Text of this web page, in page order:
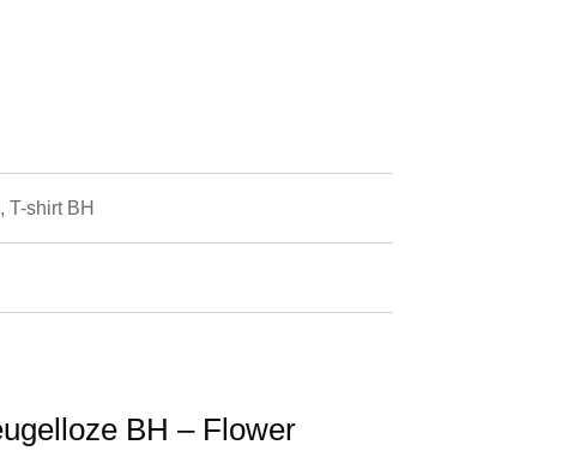
T-shirt BH
BH – Flower